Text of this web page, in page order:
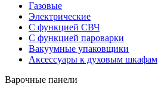
Газовые
Электрические
С функцией СВЧ
С функцией пароварки
Вакуумные упаковщики
Аксессуары к духовым шкафам
Варочные панели